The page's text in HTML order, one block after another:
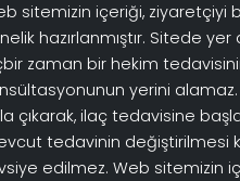
sitemizin içeriği, ziyaretçiyi
hazırlanmıştır. Sitede
zaman bir hekim
yerini
çıkarak, ilaç tedavisine
tedavinin değiştirilmesi
edilmez. Web sitemizin